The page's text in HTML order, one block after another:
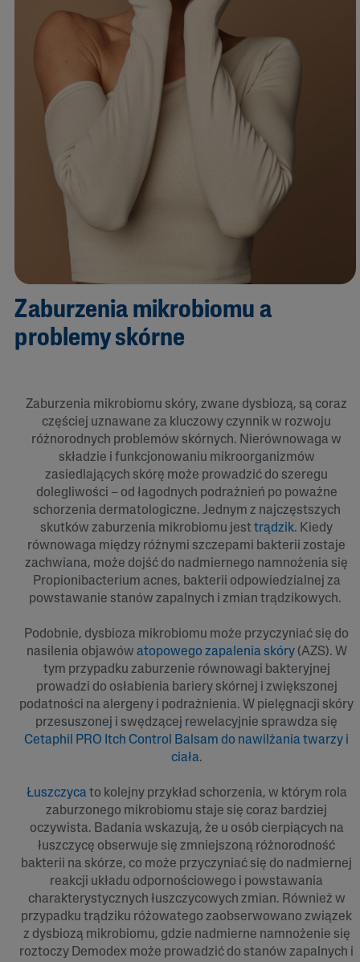
Zaburzenia mikrobiomu a
problemy skórne
Zaburzenia mikrobiomu skóry, zwane dysbiozą, są coraz
częściej uznawane za kluczowy czynnik w rozwoju
różnorodnych problemów skórnych. Nierównowaga w
składzie i funkcjonowaniu mikroorganizmów
zasiedlających skórę może prowadzić do szeregu
dolegliwości – od łagodnych podrażnień po poważne
schorzenia dermatologiczne. Jednym z najczęstszych
skutków zaburzenia mikrobiomu jesttrądzik. Kiedy
równowaga między różnymi szczepami bakterii zostaje
zachwiana, może dojść do nadmiernego namnożenia się
Propionibacterium acnes, bakterii odpowiedzialnej za
powstawanie stanów zapalnych i zmian trądzikowych.
Podobnie, dysbioza mikrobiomu może przyczyniać się do
nasilenia objawów atopowego zapalenia skóry(AZS). W
tym przypadku zaburzenie równowagi bakteryjnej
prowadzi do osłabienia bariery skórnej i zwiększonej
podatności na alergeny i podrażnienia. W pielęgnacji skóry
przesuszonej i swędzącej rewelacyjnie sprawdza się
Cetaphil PRO Itch Control Balsam do nawilżania twarzy i
ciała.
Łuszczycato kolejny przykład schorzenia, w którym rola
zaburzonego mikrobiomu staje się coraz bardziej
oczywista. Badania wskazują, że u osób cierpiących na
łuszczycę obserwuje się zmniejszoną różnorodność
bakterii na skórze, co może przyczyniać się do nadmiernej
reakcji układu odpornościowego i powstawania
charakterystycznych łuszczycowych zmian. Również w
przypadku trądziku różowatego zaobserwowano związek
z dysbiozą mikrobiomu, gdzie nadmierne namnożenie się
roztoczy Demodex może prowadzić do stanów zapalnych i